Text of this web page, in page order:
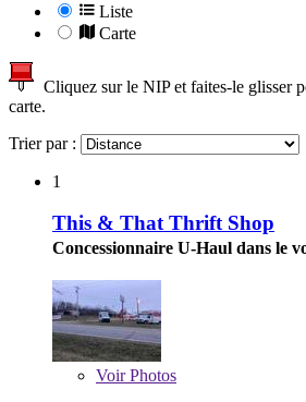
Liste
Carte
Cliquez sur le NIP et faites-le glisser
carte.
Trier par :
1
This & That Thrift Shop
Concessionnaire U-Haul dans le
VoirPhotos